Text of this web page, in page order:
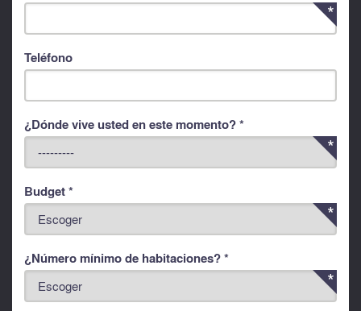
Teléfono
¿Dónde vive usted en este momento? *
Budget *
¿Número mínimo de habitaciones? *